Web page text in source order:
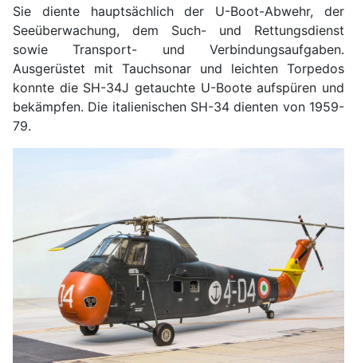
Sie diente hauptsächlich der U-Boot-Abwehr, der
Seeüberwachung, dem Such- und Rettungsdienst
sowie Transport- und Verbindungsaufgaben.
Ausgerüstet mit Tauchsonar und leichten Torpedos
konnte die SH-34J getauchte U-Boote aufspüren und
bekämpfen. Die italienischen SH-34 dienten von 1959-
79.